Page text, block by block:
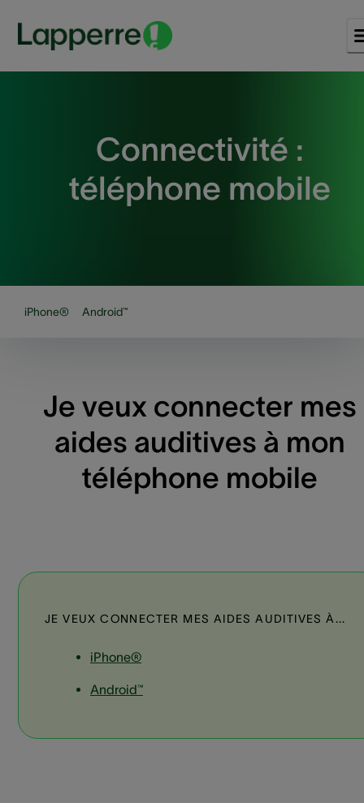
Connectivité :
téléphone mobile
iPhone® Android™
Je veux connecter mes
aides auditives à mon
téléphone mobile
JE VEUX CONNECTER MES AIDES AUDITIVES À...
iPhone®
Android™